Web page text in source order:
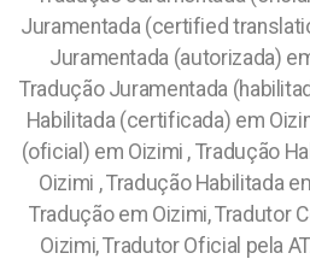
Juramentada (certified
Juramentada (autorizada)
Tradução Juramentada
Habilitada (certificada) em
(oficial) em Oizimi , Tradução
Oizimi , Tradução Habilitada
Tradução em Oizimi, Tradutor
Oizimi, Tradutor Oficial pela